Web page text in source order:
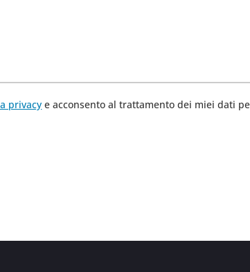
privacy e acconsento al trattamento dei miei dati